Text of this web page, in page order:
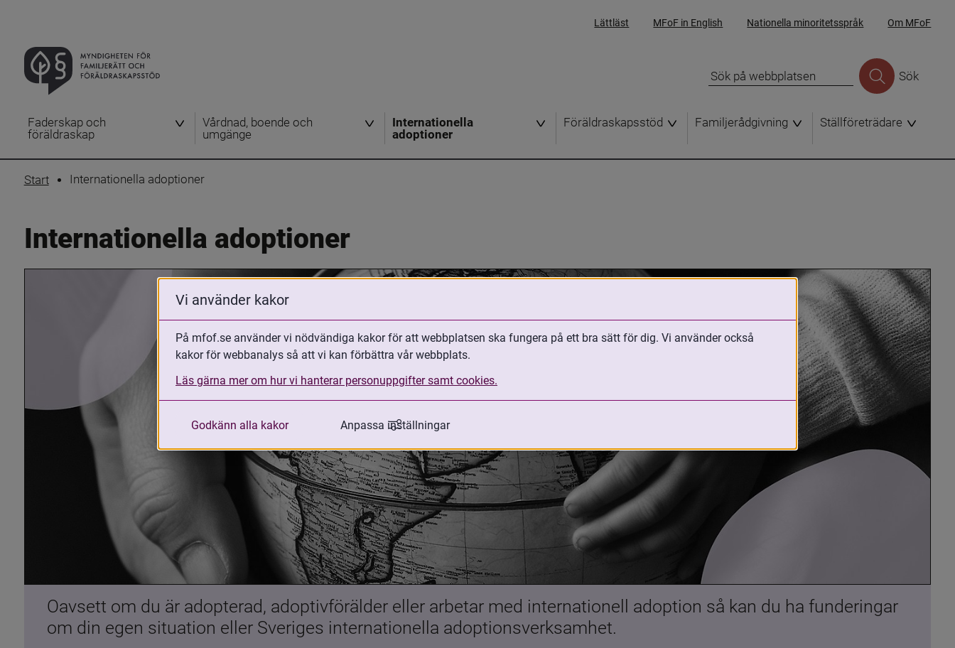
Lättläst MFoF in English Nationella minoritetsspråk Om MFoF
Sök
Faderskap och
föräldraskap
Vårdnad, boende och
umgänge
Internationella
adoptioner
Föräldraskapsstöd Familjerådgivning Ställföreträdare
Start Internationella adoptioner
Internationella adoptioner
Oavsett om du är adopterad, adoptivförälder eller arbetar med internationell adoption så kan du ha funderingar
om din egen situation eller Sveriges internationella adoptionsverksamhet.
Vi använder kakor
På mfof.se använder vi nödvändiga kakor för att webbplatsen ska fungera på ett bra sätt för dig. Vi använder också
kakor för webbanalys så att vi kan förbättra vår webbplats.
Läs gärna mer om hur vi hanterar personuppgifter samt cookies.
Godkänn alla kakor Anpassa inställningar